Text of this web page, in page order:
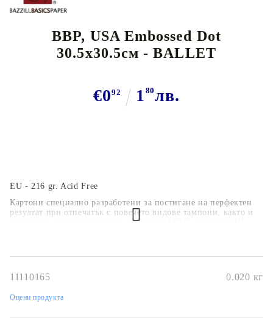
BBP, USA Embossed Dot
30.5x30.5см - BALLET
€092 1 80лв.
EU - 216 gr. Acid Free
Картони специално разработени за постигане на перфектен
резултат при отпечатък с повечето видове тампони, както и
мастила и маркери за топъл ембосинг. 100 % гаранция !!!
11110165 0.020 кг
Оцени продукта